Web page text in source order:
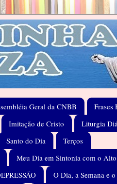
Geral da CNBB
Frases
Imitação de Cristo
Liturgia
Santo do Dia
Terços
Meu Dia em Sintonia com o Alto
O Dia, a Semana e